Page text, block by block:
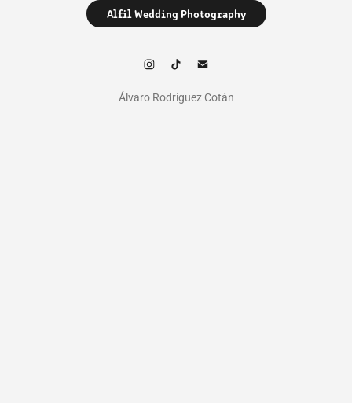
Alfil Wedding Photography
Álvaro Rodríguez Cotán